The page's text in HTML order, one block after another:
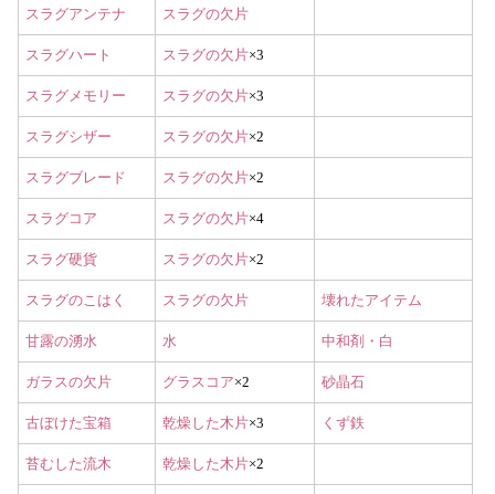
スラグアンテナ スラグの欠片
スラグハート スラグの欠片×3
スラグメモリー スラグの欠片×3
スラグシザー スラグの欠片×2
スラグブレード スラグの欠片×2
スラグコア スラグの欠片×4
スラグ硬貨 スラグの欠片×2
スラグのこはく スラグの欠片 壊れたアイテム
甘露の湧水 水 中和剤・白
ガラスの欠片 グラスコア×2 砂晶石
古ぼけた宝箱 乾燥した木片×3 くず鉄
苔むした流木 乾燥した木片×2